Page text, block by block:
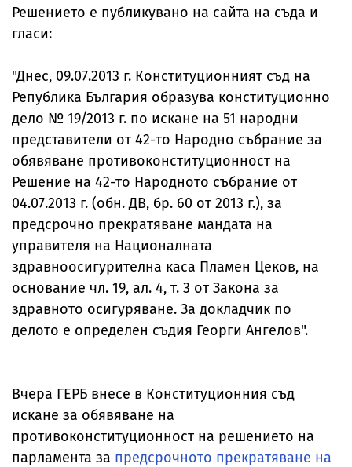
Решението е публикувано на сайта на съда и
гласи:
"Днес, 09.07.2013 г. Конституционният съд на
Република България образува конституционно
дело № 19/2013 г. по искане на 51 народни
представители от 42-то Народно събрание за
обявяване противоконституционност на
Решение на 42-то Народното събрание от
04.07.2013 г. (обн. ДВ, бр. 60 от 2013 г.), за
предсрочно прекратяване мандата на
управителя на Националната
здравноосигурителна каса Пламен Цеков, на
основание чл. 19, ал. 4, т. 3 от Закона за
здравното осигуряване. За докладчик по
делото е определен съдия Георги Ангелов".
Вчера ГЕРБ внесе в Конституционния съд
искане за обявяване на
противоконституционност на решението на
парламента за предсрочното прекратяване на